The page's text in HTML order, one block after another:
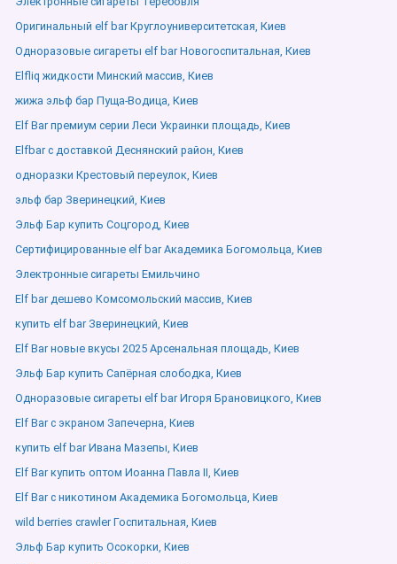
Оригинальный elf bar Круглоуниверситетская, Киев
Одноразовые сигареты elf bar Новогоспитальная, Киев
Elfliq жидкости Минский массив, Киев
жижа эльф бар Пуща-Водица, Киев
Elf Bar премиум серии Леси Украинки площадь, Киев
Elfbar с доставкой Деснянский район, Киев
одноразки Крестовый переулок, Киев
эльф бар Зверинецкий, Киев
Эльф Бар купить Соцгород, Киев
Сертифицированные elf bar Академика Богомольца, Киев
Электронные сигареты Емильчино
Elf bar дешево Комсомольский массив, Киев
купить elf bar Зверинецкий, Киев
Elf Bar новые вкусы 2025 Арсенальная площадь, Киев
Эльф Бар купить Сапёрная слободка, Киев
Одноразовые сигареты elf bar Игоря Брановицкого, Киев
Elf Bar с экраном Запечерна, Киев
купить elf bar Ивана Мазепы, Киев
Elf Bar купить оптом Иоанна Павла ІІ, Киев
Elf Bar с никотином Академика Богомольца, Киев
wild berries crawler Госпитальная, Киев
Эльф Бар купить Осокорки, Киев